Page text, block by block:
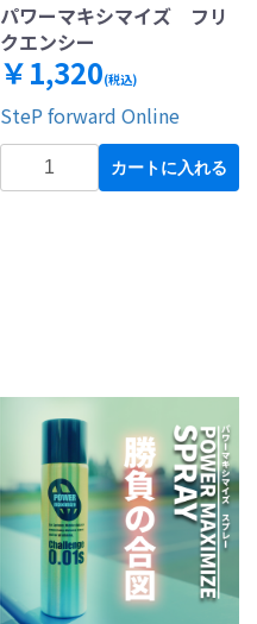
パワーマキシマイズ フリ
クエンシー
￥1,320(税込)
SteP forward Online
カートに入れる